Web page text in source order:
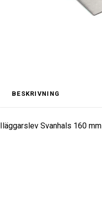
BESKRIVNING
Iläggarslev Svanhals 160 mm